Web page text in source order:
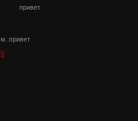
привет
м..привет
0